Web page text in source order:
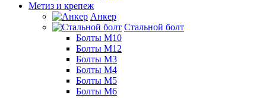
Метиз и крепеж
Анкер
Стальной болт
Болты М10
Болты М12
Болты М3
Болты М4
Болты М5
Болты М6